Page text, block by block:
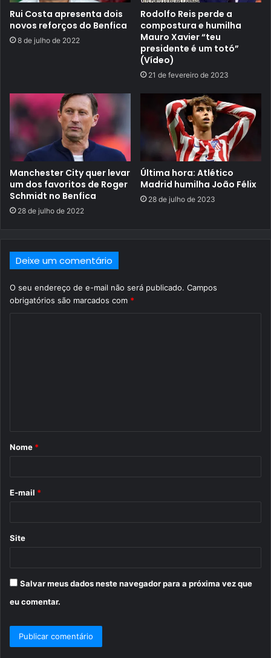
Rui Costa apresenta dois
novos reforços do Benfica
8 de julho de 2022
Rodolfo Reis perde a
compostura e humilha
Mauro Xavier “teu
presidente é um totó”
(Vídeo)
21 de fevereiro de 2023
Manchester City quer levar
um dos favoritos de Roger
Schmidt no Benfica
28 de julho de 2022
Última hora: Atlético
Madrid humilha João Félix
28 de julho de 2023
Deixe um comentário
O seu endereço de e-mail não será publicado. Campos
obrigatórios são marcados com *
r
Nome *
E-mail *
Site
Salvar meus dados neste navegador para a próxima vez que
eu comentar.